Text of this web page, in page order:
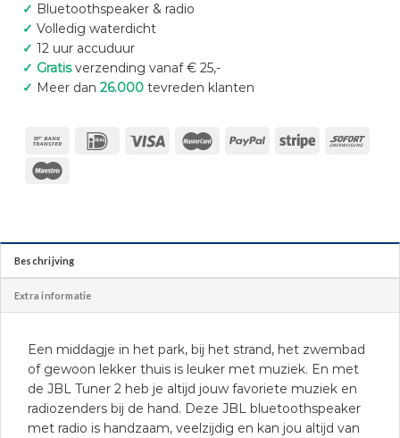
✓ Bluetoothspeaker & radio
✓ Volledig waterdicht
✓ 12 uur accuduur
✓ Gratisverzending vanaf € 25,-
✓ Meer dan 26.000tevreden klanten
Beschrijving
Extra informatie
Een middagje in het park, bij het strand, het zwembad
of gewoon lekker thuis is leuker met muziek. En met
de JBL Tuner 2 heb je altijd jouw favoriete muziek en
radiozenders bij de hand. Deze JBL bluetoothspeaker
met radio is handzaam, veelzijdig en kan jou altijd van